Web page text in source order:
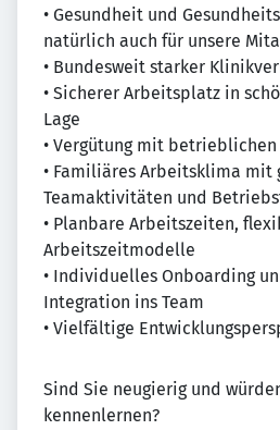
• Gesundheit und
natürlich auch für unsere
• Bundesweit starker
• Sicherer Arbeitsplatz in
Lage
• Vergütung mit
• Familiäres Arbeitsklima mit
Teamaktivitäten und
• Planbare Arbeitszeiten,
Arbeitszeitmodelle
• Individuelles Onboarding
Integration ins Team
• Vielfältige
Sind Sie neugierig und
kennenlernen?